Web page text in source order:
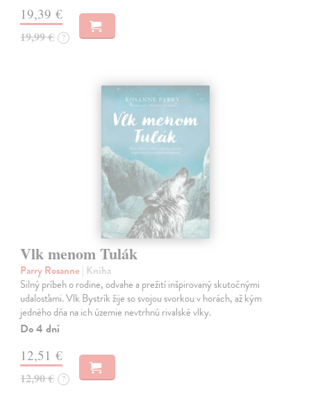
19,39 €
19,99 € ?
Vlk menom Tulák
Parry Rosanne | Kniha
Silný príbeh o rodine, odvahe a prežití inšpirovaný skutočnými
udalosťami. Vlk Bystrík žije so svojou svorkou v horách, až kým
jedného dňa na ich územie nevtrhnú rivalské vlky.
Do 4 dní
12,51 €
12,90 € ?